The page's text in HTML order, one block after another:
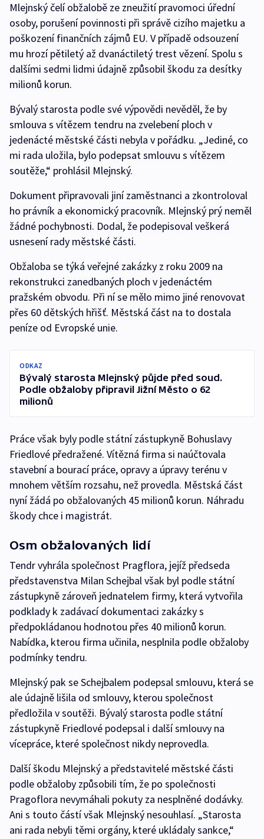
Mlejnský čelí obžalobě ze zneužití pravomoci úřední
osoby, porušení povinnosti při správě cizího majetku a
poškození finančních zájmů EU. V případě odsouzení
mu hrozí pětiletý až dvanáctiletý trest vězení. Spolu s
dalšími sedmi lidmi údajně způsobil škodu za desítky
milionů korun.
Bývalý starosta podle své výpovědi nevěděl, že by
smlouva s vítězem tendru na zvelebení ploch v
jedenácté městské části nebyla v pořádku. „Jediné, co
mi rada uložila, bylo podepsat smlouvu s vítězem
soutěže,“ prohlásil Mlejnský.
Dokument připravovali jiní zaměstnanci a zkontroloval
ho právník a ekonomický pracovník. Mlejnský prý neměl
žádné pochybnosti. Dodal, že podepisoval veškerá
usnesení rady městské části.
Obžaloba se týká veřejné zakázky z roku 2009 na
rekonstrukci zanedbaných ploch v jedenáctém
pražském obvodu. Při ní se mělo mimo jiné renovovat
přes 60 dětských hřišť. Městská část na to dostala
peníze od Evropské unie.
ODKAZ
Bývalý starosta Mlejnský půjde před soud.
Podle obžaloby připravil Jižní Město o 62
milionů
Práce však byly podle státní zástupkyně Bohuslavy
Friedlové předražené. Vítězná firma si naúčtovala
stavební a bourací práce, opravy a úpravy terénu v
mnohem větším rozsahu, než provedla. Městská část
nyní žádá po obžalovaných 45 milionů korun. Náhradu
škody chce i magistrát.
Osm obžalovaných lidí
Tendr vyhrála společnost Pragflora, jejíž předseda
představenstva Milan Schejbal však byl podle státní
zástupkyně zároveň jednatelem firmy, která vytvořila
podklady k zadávací dokumentaci zakázky s
předpokládanou hodnotou přes 40 milionů korun.
Nabídka, kterou firma učinila, nesplnila podle obžaloby
podmínky tendru.
Mlejnský pak se Schejbalem podepsal smlouvu, která se
ale údajně lišila od smlouvy, kterou společnost
předložila v soutěži. Bývalý starosta podle státní
zástupkyně Friedlové podepsal i další smlouvy na
vícepráce, které společnost nikdy neprovedla.
Další škodu Mlejnský a představitelé městské části
podle obžaloby způsobili tím, že po společnosti
Pragoflora nevymáhali pokuty za nesplněné dodávky.
Ani s touto částí však Mlejnský nesouhlasí. „Starosta
ani rada nebyli těmi orgány, které ukládaly sankce,“